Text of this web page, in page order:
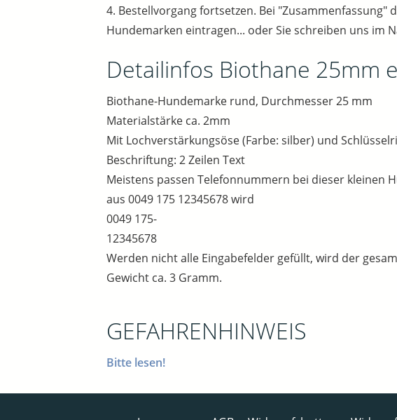
4. Bestellvorgang fortsetzen. Bei
Hundemarken eintragen... oder Sie schreiben uns im
Detailinfos Biothane 25mm
Biothane-Hundemarke rund, Durchmesser 25 mm
Materialstärke ca. 2mm
Mit Lochverstärkungsöse (Farbe: silber) und
Beschriftung: 2 Zeilen Text
Meistens passen Telefonnummern bei dieser kleinen
aus 0049 175 12345678 wird
0049 175-
12345678
Werden nicht alle Eingabefelder gefüllt, wird der
Gewicht ca. 3 Gramm.
GEFAHRENHINWEIS
Bitte lesen!